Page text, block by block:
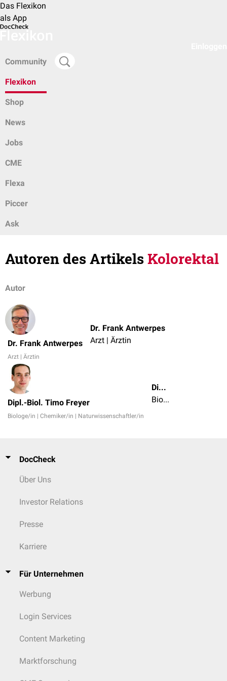
Das Flexikon
als App
Community
Flexikon
Shop
News
Jobs
CME
Flexa
Piccer
Ask
Autoren des ArtikelsKolorektal
Autor
Dr. Frank Antwerpes
Arzt | Ärztin
Dr. Frank Antwerpes
Arzt | Ärztin
Dipl.-Biol. Timo Freyer
Biologe/in | Chemiker/in | Naturwissenschaftler/in
Dipl.-Biol. Timo Freyer
Biologe/in | Chemiker/in | Naturwissenschaftler/in
DocCheck
Über Uns
Investor Relations
Presse
Karriere
Für Unternehmen
Werbung
Login Services
Content Marketing
Marktforschung